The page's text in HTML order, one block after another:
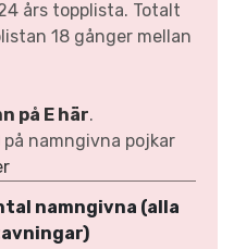
års topplista. Totalt
18 gånger mellan
på E här.
namngivna pojkar
namngivna (alla